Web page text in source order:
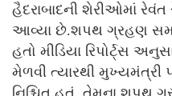
હૈદરાબાદની શેરીઓમાં રેવંત
આવ્યા છે.શપથ ગ્રહણ
હતો મીડિયા રિપોર્ટ્સ
મેળવી ત્યારથી મુખ્યમંત્રી
નિશ્ચિત હતું. તેમના શપથ